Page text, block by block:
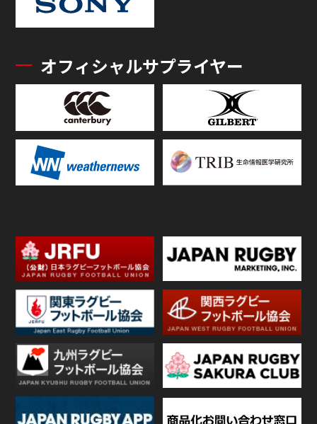
オフィシャルサプライヤー